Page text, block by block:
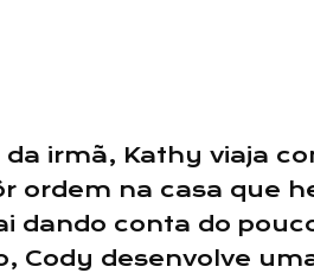
irmã, Kathy viaja
ordem na casa que
dando conta do
Cody desenvolve